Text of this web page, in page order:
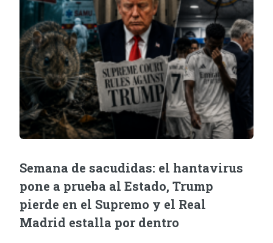
Semana de sacudidas: el hantavirus
pone a prueba al Estado, Trump
pierde en el Supremo y el Real
Madrid estalla por dentro